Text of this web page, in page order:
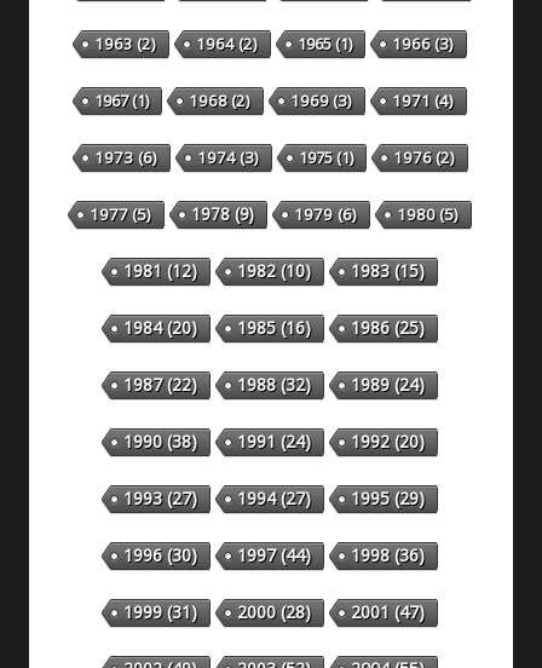
1963(2) 1964(2) 1965(1) 1966(3)
1967(1) 1968(2) 1969(3) 1971 (4)
1973(6) 1974(3) 1975(1) 1976(2)
1977(5) 1978(9) 1979(6) 1980(5)
1981 (12) 1982(10) 1983(15)
1984(20) 1985(16) 1986(25)
1987(22) 1988(32) 1989(24)
1990(38) 1991 (24) 1992(20)
1993(27) 1994(27) 1995(29)
1996(30) 1997(44) 1998(36)
1999(31) 2000(28) 2001 (47)